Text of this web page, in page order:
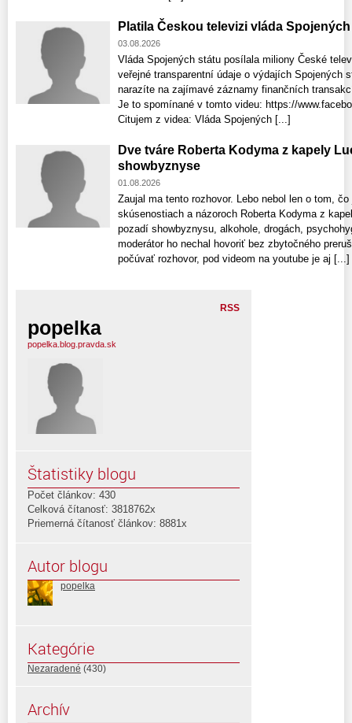
Platila Českou televizi vláda
03.08.2026
Vláda Spojených státu posílala miliony České
veřejné transparentní údaje o výdajích Spojených
narazíte na zajímavé záznamy finančních
Je to spomínané v tomto videu: https://
Citujem z videa: Vláda Spojených [...]
Dve tváre Roberta Kodyma z kapely
showbyznyse
01.08.2026
Zaujal ma tento rozhovor. Lebo nebol len o tom,
skúsenostiach a názoroch Roberta Kodyma z
pozadí showbyznysu, alkohole, drogách,
moderátor ho nechal hovoriť bez zbytočného
počúvať rozhovor, pod videom na youtube je aj [...]
RSS
popelka
popelka.blog.pravda.sk
Štatistiky blogu
Počet článkov: 430
Celková čítanosť: 3818762x
Priemerná čítanosť článkov: 8881x
Autor blogu
popelka
Kategórie
Nezaradené (430)
Archív